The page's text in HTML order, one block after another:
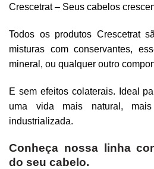
Crescetrat – Seus cabelos
Todos os produtos Crescetrat
misturas com conservantes,
mineral, ou qualquer outro
E sem efeitos colaterais. Ideal
uma vida mais natural,
industrializada.
Conheça nossa linha
do seu cabelo.